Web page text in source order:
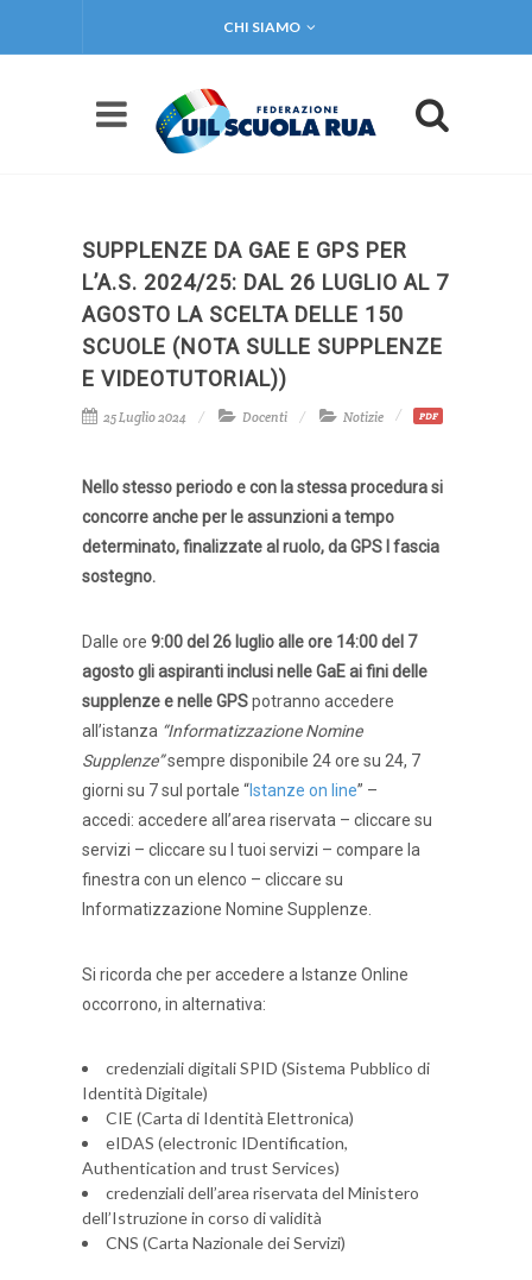
CHI SIAMO
SUPPLENZE DA GAE E GPS PER
L’A.S. 2024/25: DAL 26 LUGLIO AL 7
AGOSTO LA SCELTA DELLE 150
SCUOLE (NOTA SULLE SUPPLENZE
E VIDEOTUTORIAL))
25 Luglio 2024 Docenti Notizie PDF
Nello stesso periodo e con la stessa procedura si
concorre anche per le assunzioni a tempo
determinato, finalizzate al ruolo, da GPS I fascia
sostegno.
Dalle ore 9:00 del 26 luglio alle ore 14:00del 7
agosto gli aspiranti inclusi nelle GaE ai fini delle
supplenze e nelle GPSpotranno accedere
all’istanza “Informatizzazione Nomine
Supplenze”sempre disponibile 24 ore su 24, 7
giorni su 7 sul portale “Istanze on line” –
accedi: accedere all’area riservata – cliccare su
servizi – cliccare su I tuoi servizi – compare la
finestra con un elenco – cliccare su
Informatizzazione Nomine Supplenze.
Si ricorda che per accedere a Istanze Online
occorrono, in alternativa:
credenziali digitali SPID (Sistema Pubblico di
Identità Digitale)
CIE (Carta di Identità Elettronica)
eIDAS (electronic IDentification,
Authentication and trust Services)
credenziali dell’area riservata del Ministero
dell’Istruzione in corso di validità
CNS (Carta Nazionale dei Servizi)